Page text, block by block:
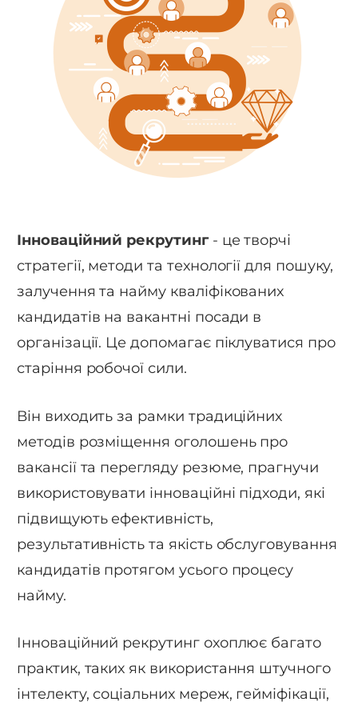
Інноваційний рекрутинг- це творчі
стратегії, методи та технології для пошуку,
залучення та найму кваліфікованих
кандидатів на вакантні посади в
організації. Це допомагає піклуватися про
старіння робочої сили.
Він виходить за рамки традиційних
методів розміщення оголошень про
вакансії та перегляду резюме, прагнучи
використовувати інноваційні підходи, які
підвищують ефективність,
результативність та якість обслуговування
кандидатів протягом усього процесу
найму.
Інноваційний рекрутинг охоплює багато
практик, таких як використання штучного
інтелекту, соціальних мереж, гейміфікації,